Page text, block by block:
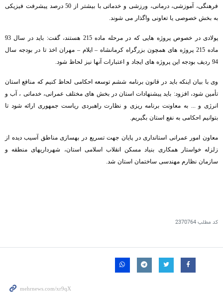
فرهنگی، آموزشی، درمانی، ورزشی و خدماتی با بیشتر از 50 درصد پیشرفت فیزیکی
به بخش خصوصی یا تعاونی واگذار می شوند.
پولادی در خصوص پروژه هایی که در مرحله ماده 215 هستند، گفت: باید در سال 93
ماده 215 پروژه های همچون بزرگراه کرمانشاه – ایلام – مهران اخذ تا در بودجه سال
94 ردیف بودجه این پروژه های ایجاد و اعتبارات آنها نیز لحاظ شود.
وی با بیان اینکه باید در قانون برنامه ششم توسعه احکامی لحاظ کنیم که منافع استان
تأمین شود، افزود: باید پیشنهادات استان در بخش های مختلف عمرانی، خدماتی ، آب و
انرژی و ... به معاونت برنامه ریزی و نظارت راهبردی ریاست جمهوری ارائه شود تا
بتوانیم احکامی به نفع استان بگیریم.
معاون امور عمرانی استانداری در پایان جهت تسریع در بهسازی مناطق آسیب دیده از
زلزله خواستار همکاری بنیاد مسکن انقلاب اسلامی استان، شهرداریهای منطقه و
سازمان نظارم مهندسی ساختمان استان شد.
کد مطلب2370764